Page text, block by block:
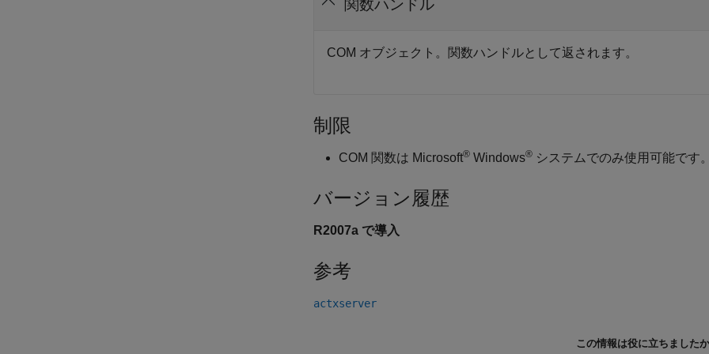
関数ハンドル
COM オブジェクト。関数ハンドルとして返されます。
制限
COM 関数は Microsoft® Windows® システムでのみ使用可能です
バージョン履歴
R2007a で導入
参考
actxserver
この情報は役に立ちました